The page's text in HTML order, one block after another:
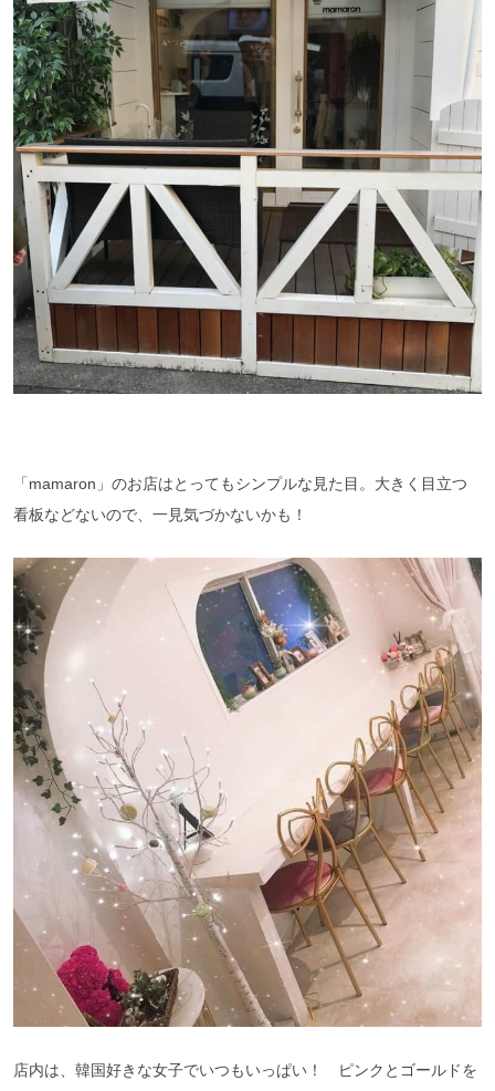
「mamaron」のお店はとってもシンプルな見た目。大きく目立つ
看板などないので、一見気づかないかも！
店内は、韓国好きな女子でいつもいっぱい！ ピンクとゴールドを